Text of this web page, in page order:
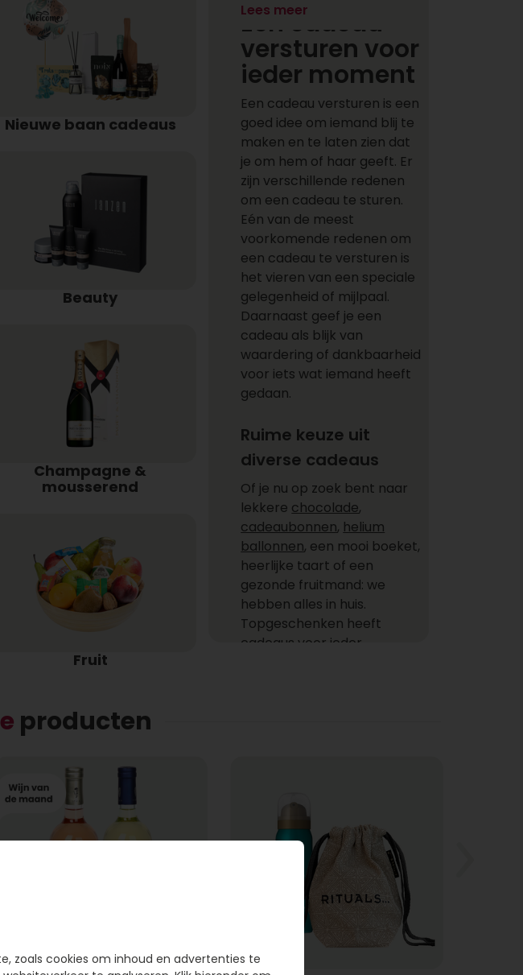
Nieuwe baan cadeaus
Beauty
Champagne &
mousserend
Fruit
Een cadeau
versturen voor
ieder moment
Een cadeau versturen is een
goed idee om iemand blij te
maken en te laten zien dat
je om hem of haar geeft. Er
zijn verschillende redenen
om een cadeau te sturen.
Eén van de meest
voorkomende redenen om
een cadeau te versturen is
het vieren van een speciale
gelegenheid of mijlpaal.
Daarnaast geef je een
cadeau als blijk van
waardering of dankbaarheid
voor iets wat iemand heeft
gedaan.
Ruime keuze uit
diverse cadeaus
Of je nu op zoek bent naar
lekkere chocolade,
cadeaubonnen, helium
ballonnen, een mooi boeket,
heerlijke taart of een
gezonde fruitmand: we
hebben alles in huis.
Topgeschenken heeft
cadeaus voor ieder
Gemakkelijk cadeaus
bezorgen
Bij wie laat jij een cadeau
bezorgen? Een cadeau
bezorgen bij één of meer
ontvangers is niet alleen
gemakkelijk, want je hoeft
de deur niet uit, maar het
Lees meer
producten
zoals cookies om inhoud en advertenties te